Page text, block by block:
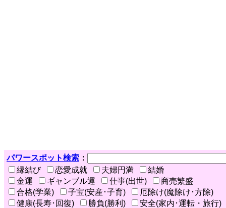
パワースポット検索 ：
縁結び
恋愛成就 夫婦円満
結婚
金運
ギャンブル運 仕事(出世)
商売繁盛
合格(学業)
子宝(安産･子育)
厄除け(魔除け･方除)
健康(長寿･回復)
勝負(勝利)
安全(家内･運転・旅行)